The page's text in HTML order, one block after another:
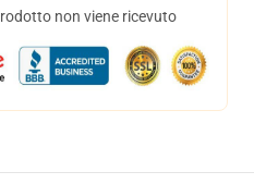
non viene ricevuto